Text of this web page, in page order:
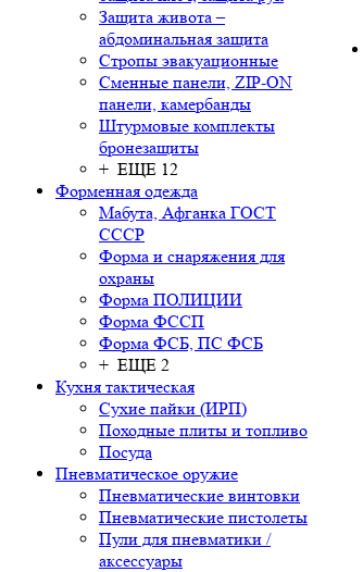
Защита живота –
абдоминальная защита
Стропы эвакуационные
Сменные панели, ZIP-ON
панели, камербанды
Штурмовые комплекты
бронезащиты
+ ЕЩЕ 12
Форменная одежда
Мабута, Афганка ГОСТ
СССР
Форма и снаряжения для
охраны
Форма ПОЛИЦИИ
Форма ФССП
Форма ФСБ, ПС ФСБ
+ ЕЩЕ 2
Кухня тактическая
Сухие пайки (ИРП)
Походные плиты и топливо
Посуда
Пневматическое оружие
Пневматические винтовки
Пневматические пистолеты
Пули для пневматики /
аксессуары